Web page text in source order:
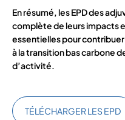
En résumé, les EPD des
complète de leurs impacts
essentielles pour
à la transition bas carbone
d’activité.
TÉLÉCHARGER LES EPD